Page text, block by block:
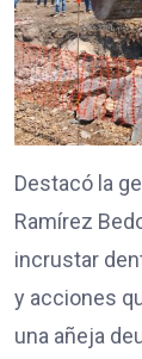
Destacó la
Ramírez
incrustar
y acciones
una añeja